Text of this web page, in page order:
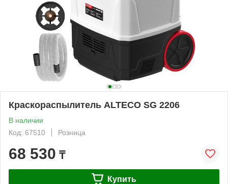
Краскораспылитель ALTECO SG 2206
В наличии
Код: 67510
Розница
68 530 ₸
Купить